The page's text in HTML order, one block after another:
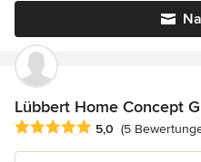
Lübbert Home Concept
Durchschnittliche Bewertung:
5,0 (5